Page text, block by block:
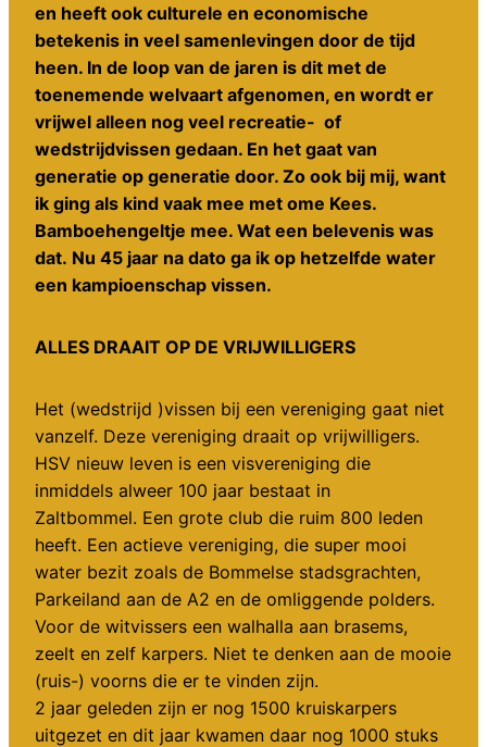
en heeft ook culturele en economische
betekenis in veel samenlevingen door de tijd
heen. In de loop van de jaren is dit met de
toenemende welvaart afgenomen, en wordt er
vrijwel alleen nog veel recreatie- of
wedstrijdvissen gedaan. En het gaat van
generatie op generatie door. Zo ook bij mij, want
ik ging als kind vaak mee met ome Kees.
Bamboehengeltje mee. Wat een belevenis was
dat. Nu 45 jaar na dato ga ik op hetzelfde water
een kampioenschap vissen.
ALLES DRAAIT OP DE VRIJWILLIGERS
Het (wedstrijd )vissen bij een vereniging gaat niet
vanzelf. Deze vereniging draait op vrijwilligers.
HSV nieuw leven is een visvereniging die
inmiddels alweer 100 jaar bestaat in
Zaltbommel. Een grote club die ruim 800 leden
heeft. Een actieve vereniging, die super mooi
water bezit zoals de Bommelse stadsgrachten,
Parkeiland aan de A2 en de omliggende polders.
Voor de witvissers een walhalla aan brasems,
zeelt en zelf karpers. Niet te denken aan de mooie
(ruis-) voorns die er te vinden zijn.
2 jaar geleden zijn er nog 1500 kruiskarpers
uitgezet en dit jaar kwamen daar nog 1000 stuks